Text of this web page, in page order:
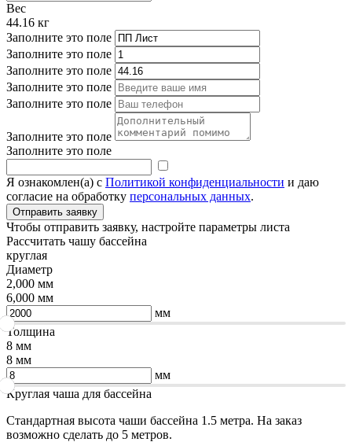
Вес
44.16 кг
Заполните это поле
Заполните это поле
Заполните это поле
Заполните это поле
Заполните это поле
Заполните это поле
Заполните это поле
Я ознакомлен(а) с Политикой конфиденциальности и даю
согласие на обработку персональных данных.
Чтобы отправить заявку, настройте параметры листа
Рассчитать чашу бассейна
круглая
Диаметр
2,000 мм
6,000 мм
мм
Толщина
8 мм
8 мм
мм
Круглая чаша для бассейна
Стандартная высота чаши бассейна 1.5 метра. На заказ
возможно сделать до 5 метров.